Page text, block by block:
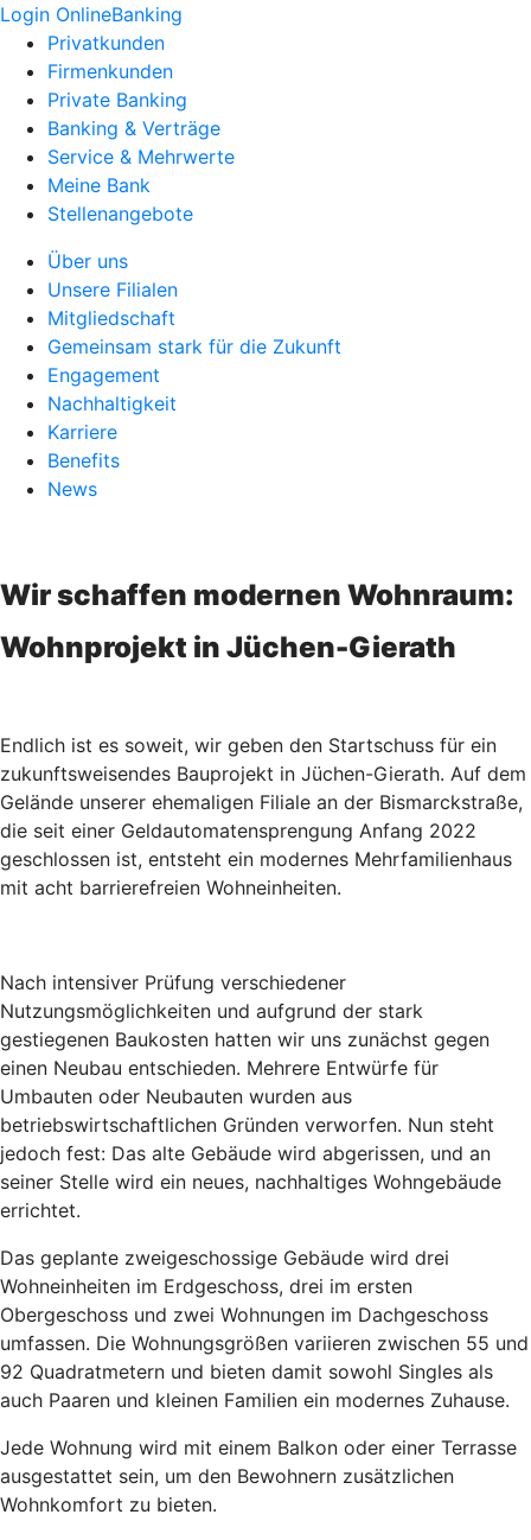
Login OnlineBanking
Privatkunden
Firmenkunden
Private Banking
Banking & Verträge
Service & Mehrwerte
Meine Bank
Stellenangebote
Über uns
Unsere Filialen
Mitgliedschaft
Gemeinsam stark für die Zukunft
Engagement
Nachhaltigkeit
Karriere
Benefits
News
Wir schaffen modernen Wohnraum:
Wohnprojekt in Jüchen-Gierath
Endlich ist es soweit, wir geben den Startschuss für ein
zukunftsweisendes Bauprojekt in Jüchen-Gierath. Auf dem
Gelände unserer ehemaligen Filiale an der Bismarckstraße,
die seit einer Geldautomatensprengung Anfang 2022
geschlossen ist, entsteht ein modernes Mehrfamilienhaus
mit acht barrierefreien Wohneinheiten.
Nach intensiver Prüfung verschiedener
Nutzungsmöglichkeiten und aufgrund der stark
gestiegenen Baukosten hatten wir uns zunächst gegen
einen Neubau entschieden. Mehrere Entwürfe für
Umbauten oder Neubauten wurden aus
betriebswirtschaftlichen Gründen verworfen. Nun steht
jedoch fest: Das alte Gebäude wird abgerissen, und an
seiner Stelle wird ein neues, nachhaltiges Wohngebäude
errichtet.
Das geplante zweigeschossige Gebäude wird drei
Wohneinheiten im Erdgeschoss, drei im ersten
Obergeschoss und zwei Wohnungen im Dachgeschoss
umfassen. Die Wohnungsgrößen variieren zwischen 55 und
92 Quadratmetern und bieten damit sowohl Singles als
auch Paaren und kleinen Familien ein modernes Zuhause.
Jede Wohnung wird mit einem Balkon oder einer Terrasse
ausgestattet sein, um den Bewohnern zusätzlichen
Wohnkomfort zu bieten.